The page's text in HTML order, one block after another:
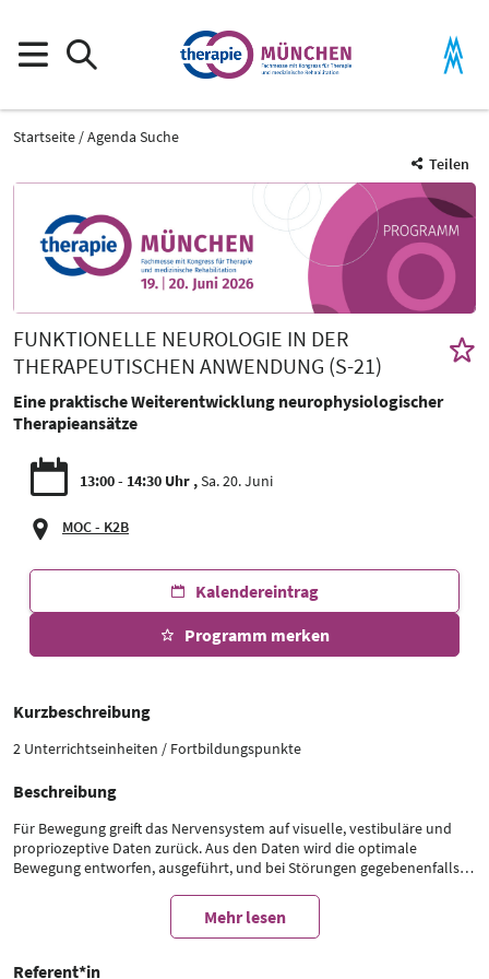
Startseite
Agenda Suche
Teilen
FUNKTIONELLE NEUROLOGIE IN DER
THERAPEUTISCHEN ANWENDUNG (S-21)
Eine praktische Weiterentwicklung neurophysiologischer
Therapieansätze
13:00 - 14:30 Uhr Sa. 20. Juni
MOC - K2B
Kalendereintrag
Programm merken
Kurzbeschreibung
2 Unterrichtseinheiten / Fortbildungspunkte
Beschreibung
Für Bewegung greift das Nervensystem auf visuelle, vestibuläre und
propriozeptive Daten zurück. Aus den Daten wird die optimale
Bewegung entworfen, ausgeführt, und bei Störungen gegebenenfalls
für eine präzise Bewegung äußerst wichtig sind, so werden die
Bewegungen aber nicht von null auf jedes mal neu zusammengesetzt,
teils angeborenen Bewegungsmustern im Sinne von Reflexen, wie zum
Mehr lesen
Referent*in